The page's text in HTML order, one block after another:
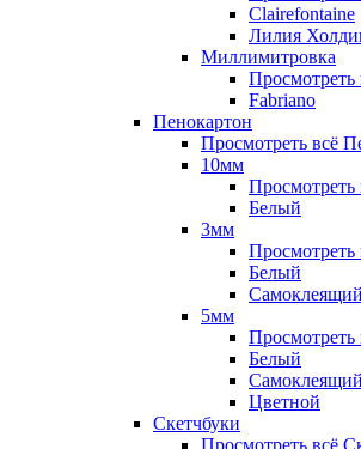
Clairefontaine
Лилия
Миллимитровка
Fabriano
Пенокартон
Просмотреть всё
10мм
Просмотреть
Белый
3мм
Просмотреть
Белый
5мм
Просмотреть
Белый
Цветной
Скетчбуки
Просмотреть всё